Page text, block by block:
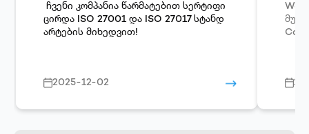
მიხედვით!
ჩვენი კომპანია წარმატებით სერტიფი
ცირდა ISO 27001 და ISO 27017 სტანდ
არტების მიხედვით!
2025-12-02